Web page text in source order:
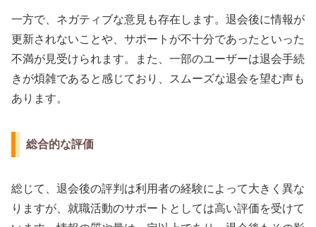
一方で、ネガティブな意見も存在します。退会後に情報が
更新されないことや、サポートが不十分であったといった
不満が見受けられます。また、一部のユーザーは退会手続
きが煩雑であると感じており、スムーズな退会を望む声も
あります。
総合的な評価
総じて、退会後の評判は利用者の経験によって大きく異な
りますが、就職活動のサポートとしては高い評価を受けて